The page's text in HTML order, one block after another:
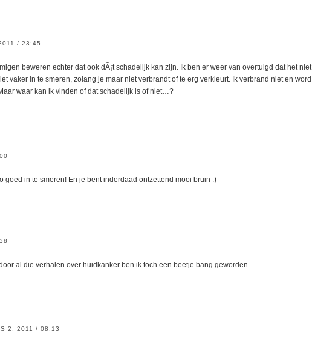
/ 23:45
beweren echter dat ook dÃ¡t schadelijk kan zijn. Ik ben er weer van overtuigd dat het niet
vaker in te smeren, zolang je maar niet verbrandt of te erg verkleurt. Ik verbrand niet en word
waar kan ik vinden of dat schadelijk is of niet…?
goed in te smeren! En je bent inderdaad ontzettend mooi bruin :)
al die verhalen over huidkanker ben ik toch een beetje bang geworden…
2, 2011 / 08:13